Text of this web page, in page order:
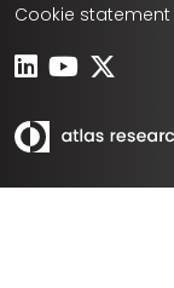
Cookie statement